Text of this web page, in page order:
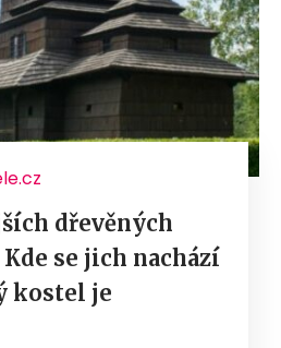
dřevěných
se jich nachází
kostel je